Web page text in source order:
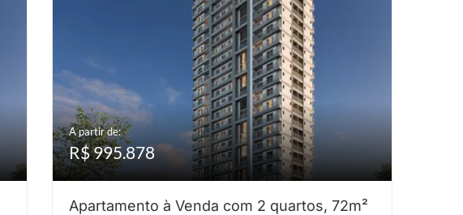
A partir de:
R$ 995.878
Apartamento à Venda com 2 quartos, 72m²